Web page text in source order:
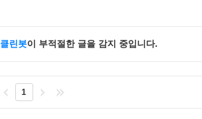
클린봇이 부적절한 글을 감지 중입니다.
1